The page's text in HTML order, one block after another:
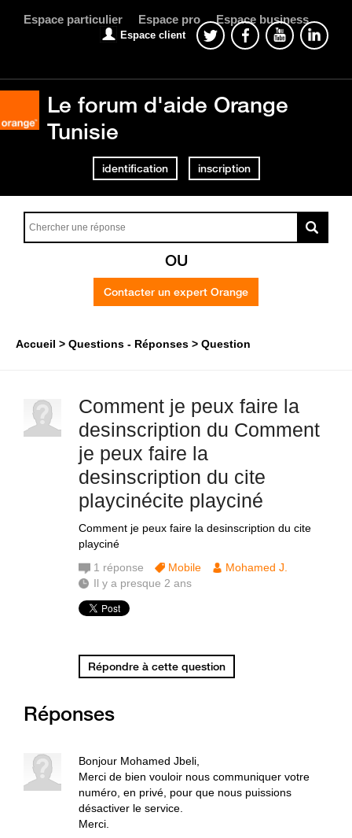
Espace particulier Espace pro Espace business
Espace client
Le forum d'aide Orange
Tunisie
identification inscription
OU
Contacter un expert Orange
Accueil Questions - Réponses Question
Comment je peux faire la
desinscription du Comment
je peux faire la
desinscription du cite
playcinécite playciné
Comment je peux faire la desinscription du cite
playciné
1 réponse Mobile
Mohamed J.
Il y a presque 2 ans
Répondre à cette question
Réponses
Bonjour Mohamed Jbeli,
Merci de bien vouloir nous communiquer votre
numéro, en privé, pour que nous puissions
désactiver le service.
Merci.